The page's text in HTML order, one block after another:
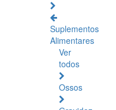
Suplementos
Alimentares
Ver
todos
Ossos